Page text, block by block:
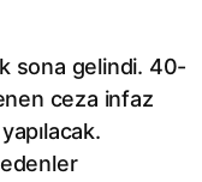
sona gelindi. 40-
ceza infaz